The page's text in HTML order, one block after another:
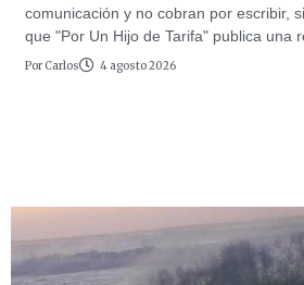
comunicación y no cobran por escribir,
que "Por Un Hijo de Tarifa" publica una
Por Carlos 4 agosto 2026